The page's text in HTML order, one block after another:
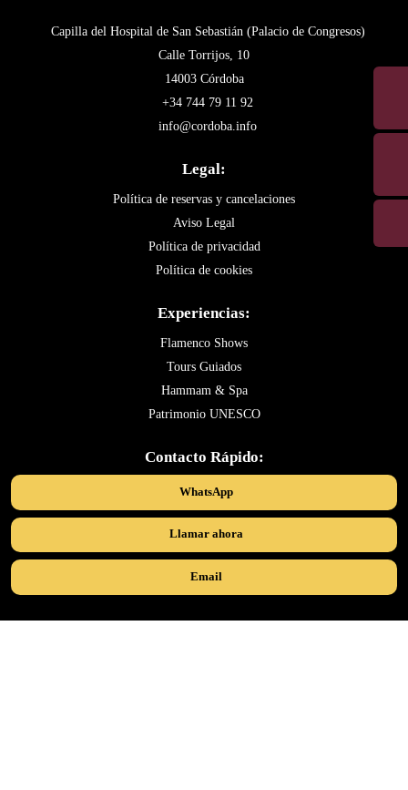
Capilla del Hospital de San Sebastián (Palacio de Congresos)
Calle Torrijos, 10
14003 Córdoba
+34 744 79 11 92
info@cordoba.info
Legal:
Política de reservas y cancelaciones
Aviso Legal
Política de privacidad
Política de cookies
Experiencias:
Flamenco Shows
Tours Guiados
Hammam & Spa
Patrimonio UNESCO
Contacto Rápido:
WhatsApp
Llamar ahora
Email